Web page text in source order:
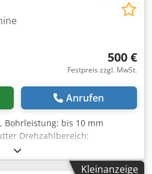
500 €
Festpreis zzgl. MwSt.
Anrufen
, Bohrleistung: bis 10 mm
Drehzahlbereich:
Motorseitig:
78 mm 90; 104; 120; 133 mm
Kleinanzeige